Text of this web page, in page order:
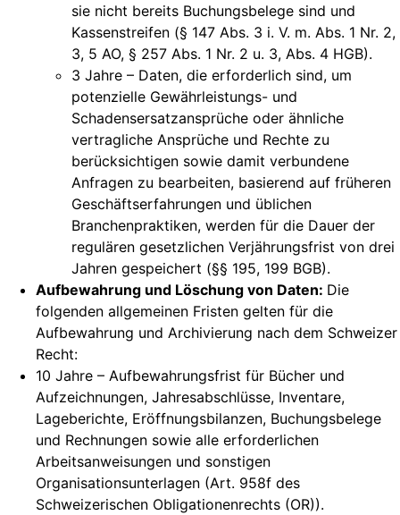
sie nicht bereits Buchungsbelege sind und
Kassenstreifen (§ 147 Abs. 3 i. V. m. Abs. 1 Nr. 2,
3, 5 AO, § 257 Abs. 1 Nr. 2 u. 3, Abs. 4 HGB).
3 Jahre – Daten, die erforderlich sind, um
potenzielle Gewährleistungs- und
Schadensersatzansprüche oder ähnliche
vertragliche Ansprüche und Rechte zu
berücksichtigen sowie damit verbundene
Anfragen zu bearbeiten, basierend auf früheren
Geschäftserfahrungen und üblichen
Branchenpraktiken, werden für die Dauer der
regulären gesetzlichen Verjährungsfrist von drei
Jahren gespeichert (§§ 195, 199 BGB).
Aufbewahrung und Löschung von Daten: Die
folgenden allgemeinen Fristen gelten für die
Aufbewahrung und Archivierung nach dem Schweizer
Recht:
10 Jahre – Aufbewahrungsfrist für Bücher und
Aufzeichnungen, Jahresabschlüsse, Inventare,
Lageberichte, Eröffnungsbilanzen, Buchungsbelege
und Rechnungen sowie alle erforderlichen
Arbeitsanweisungen und sonstigen
Organisationsunterlagen (Art. 958f des
Schweizerischen Obligationenrechts (OR)).